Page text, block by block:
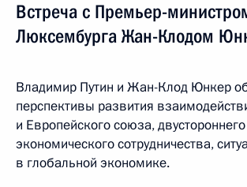
Встреча с Премьер-
Люксембурга Жан-Клодом
Владимир Путин и Жан-Клод Юнкер
перспективы развития
и Европейского союза, двустороннего
экономического сотрудничества,
в глобальной экономике.